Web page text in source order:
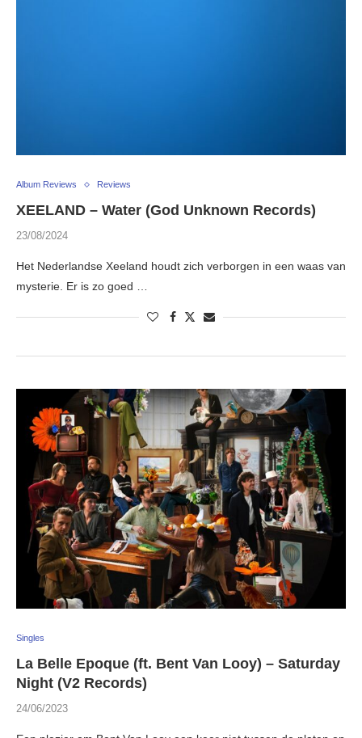
Album Reviews Reviews
XEELAND – Water (God Unknown Records)
23/08/2024
Het Nederlandse Xeeland houdt zich verborgen in een waas van
mysterie. Er is zo goed …
Singles
La Belle Epoque (ft. Bent Van Looy) – Saturday
Night (V2 Records)
24/06/2023